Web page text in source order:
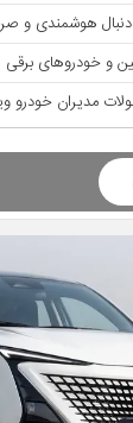
دنبال هوشمندی و
و خودروهای برقی
خودرو ویژه